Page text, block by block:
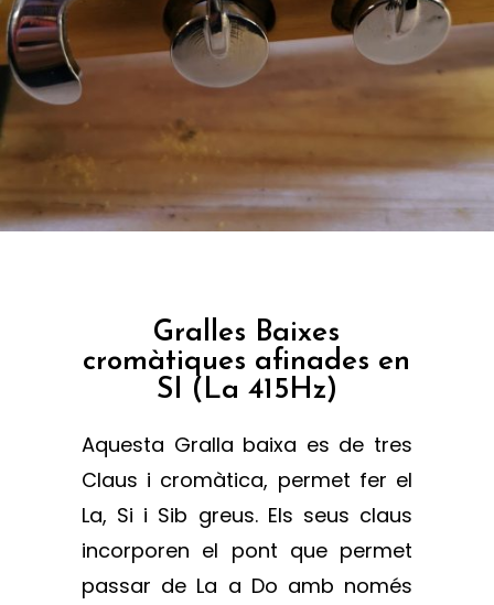
Gralles Baixes
cromàtiques afinades en
SI (La 415Hz)
Aquesta Gralla baixa es de tres
Claus i cromàtica, permet fer el
La, Si i Sib greus. Els seus claus
incorporen el pont que permet
passar de La a Do amb només